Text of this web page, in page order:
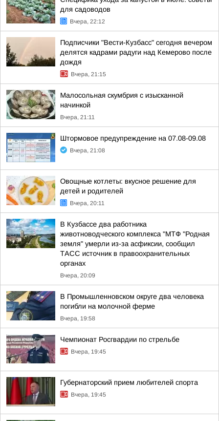
для садоводов
Вчера, 22:12
Подписчики "Вести-Кузбасс" сегодня вечером
делятся кадрами радуги над Кемерово после
дождя
Вчера, 21:15
Малосольная скумбрия с изысканной
начинкой
Вчера, 21:11
Штормовое предупреждение на 07.08-09.08
Вчера, 21:08
Овощные котлеты: вкусное решение для
детей и родителей
Вчера, 20:11
В Кузбассе два работника
животноводческого комплекса "МТФ "Родная
земля" умерли из-за асфиксии, сообщил
ТАСС источник в правоохранительных
органах
Вчера, 20:09
В Промышленновском округе два человека
погибли на молочной ферме
Вчера, 19:58
Чемпионат Росгвардии по стрельбе
Вчера, 19:45
Губернаторский прием любителей спорта
Вчера, 19:45